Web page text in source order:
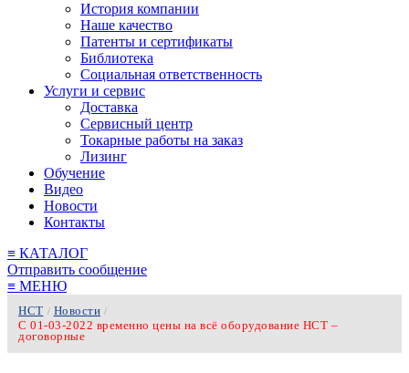
История компании
Наше качество
Патенты и сертификаты
Библиотека
Социальная ответственность
Услуги и сервис
Доставка
Сервисный центр
Токарные работы на заказ
Лизинг
Обучение
Видео
Новости
Контакты
≡ КАТАЛОГ
Отправить сообщение
≡ МЕНЮ
НСТ / Новости /
С 01-03-2022 временно цены на всё оборудование НСТ –
договорные